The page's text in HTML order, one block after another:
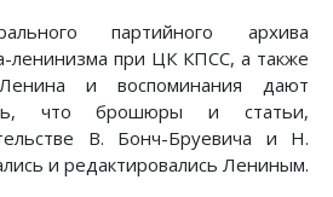
партийного архива
ленинизма при ЦК КПСС, а также
и воспоминания дают
что брошюры и статьи,
В. Бонч-Бруевича и Н.
и редактировались Лениным.